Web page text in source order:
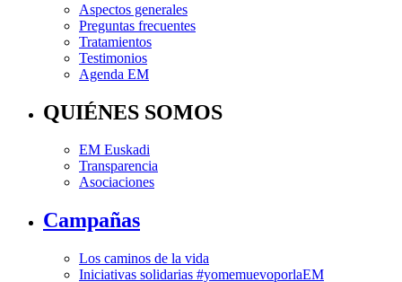
Aspectos generales
Preguntas frecuentes
Tratamientos
Testimonios
Agenda EM
QUIÉNES SOMOS
EM Euskadi
Transparencia
Asociaciones
Campañas
Los caminos de la vida
Iniciativas solidarias #yomemuevoporlaEM